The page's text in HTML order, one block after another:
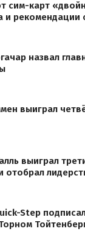
сим-карт
и рекомендации
назвал
выиграл
выиграл
отобрал
Step